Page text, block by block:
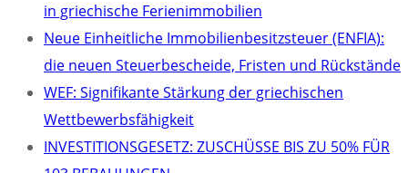
in griechische Ferienimmobilien
Neue Einheitliche Immobilienbesitzsteuer (ENFIA):
die neuen Steuerbescheide, Fristen und Rückstände
WEF: Signifikante Stärkung der griechischen
Wettbewerbsfähigkeit
INVESTITIONSGESETZ: ZUSCHÜSSE BIS ZU 50% FÜR